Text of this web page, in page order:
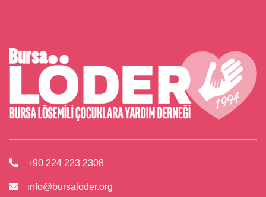
+90 224 223 2308
info@bursaloder.org